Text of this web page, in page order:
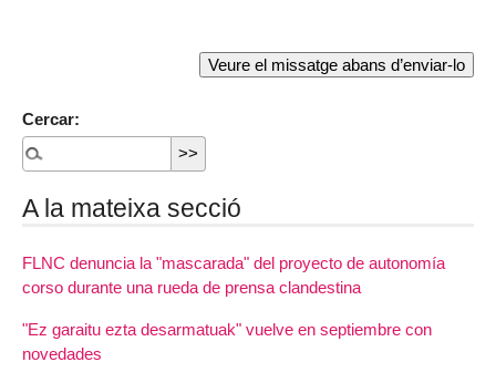
Cercar:
A la mateixa secció
FLNC denuncia la "mascarada" del proyecto de autonomía
corso durante una rueda de prensa clandestina
"Ez garaitu ezta desarmatuak" vuelve en septiembre con
novedades